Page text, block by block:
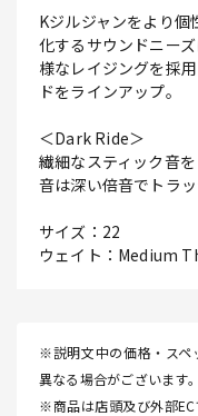
Kジルジャンをより個
化するサウンドニー
様なレイジングを採
ドをラインアップ。
＜Dark Ride＞
繊細なスティック音
音は深い倍音でトラッ
サイズ：22
ウェイト：Medium
※説明文中の価格・スペ
異なる場合がございます。
※商品は店頭及び外部